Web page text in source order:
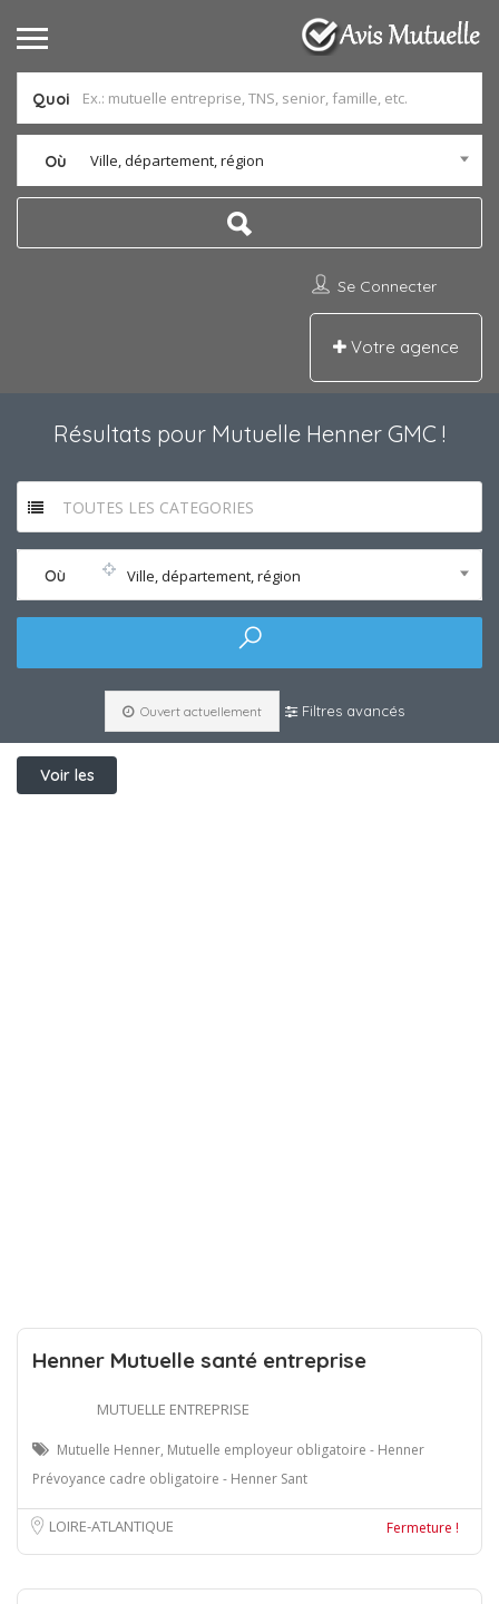
Quoi
Où Ville, département, région
Se Connecter
Votre agence
Résultats pour Mutuelle Henner GMC !
TOUTES LES CATEGORIES
Où Ville, département, région
Ouvert actuellement Filtres avancés
Voir les
Henner Mutuelle santé entreprise
MUTUELLE ENTREPRISE
Mutuelle Henner, Mutuelle employeur obligatoire - Henner
Prévoyance cadre obligatoire - Henner Sant
LOIRE-ATLANTIQUE Fermeture !